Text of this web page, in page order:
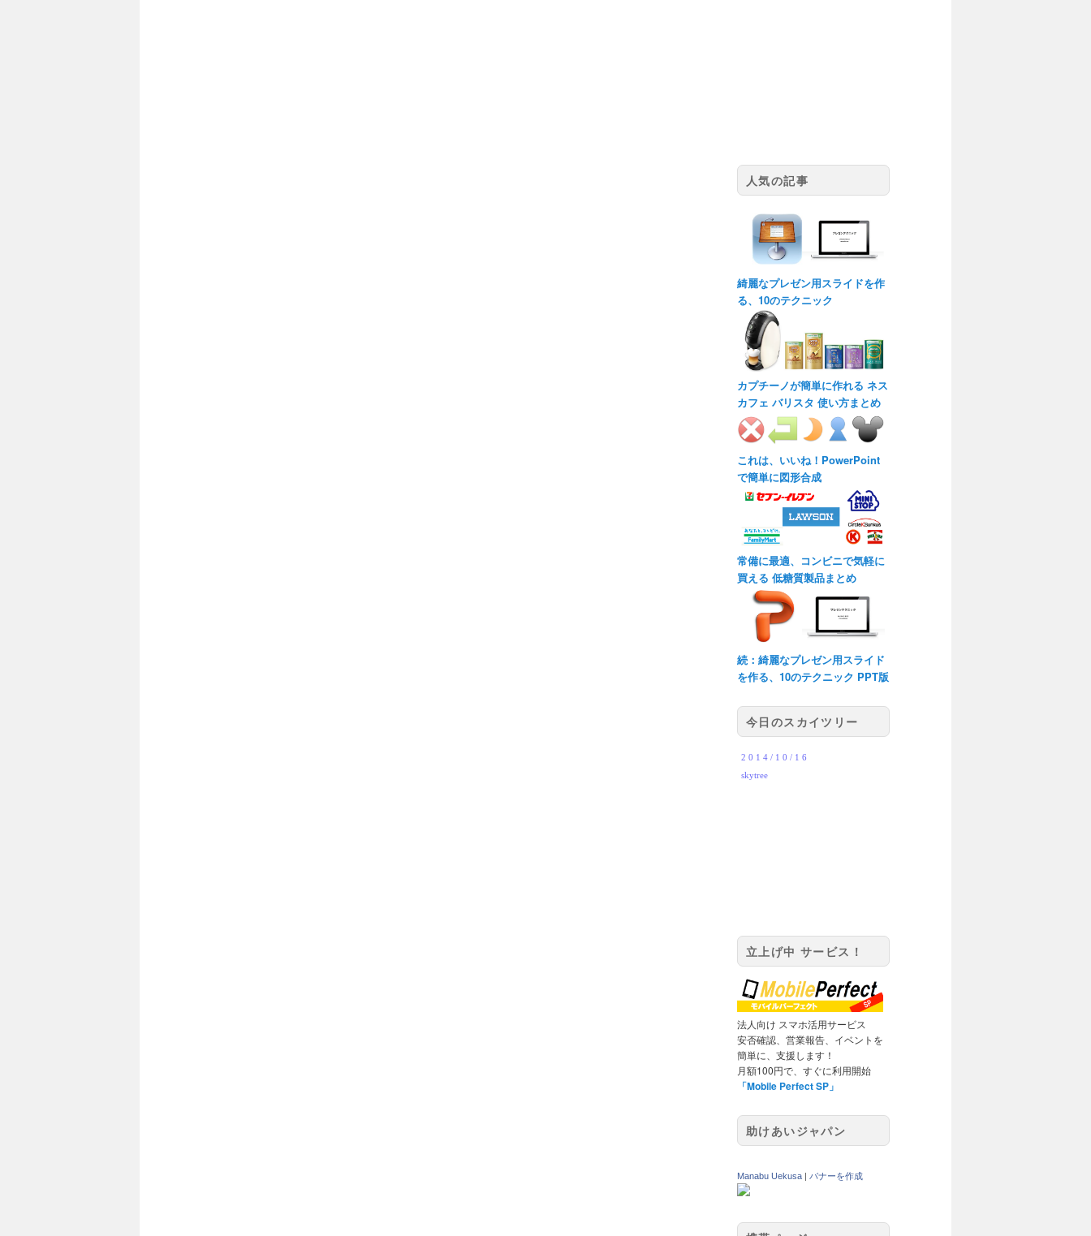
人気の記事
綺麗なプレゼン用スライドを作
る、10のテクニック
カプチーノが簡単に作れる ネス
カフェ バリスタ 使い方まとめ
これは、いいね！PowerPoint
で簡単に図形合成
常備に最適、コンビニで気軽に
買える 低糖質製品まとめ
続：綺麗なプレゼン用スライド
を作る、10のテクニック PPT版
今日のスカイツリー
立上げ中 サービス！
法人向け スマホ活用サービス
安否確認、営業報告、イベントを
簡単に、支援します！
月額100円で、すぐに利用開始
「Mobile Perfect SP」
助けあいジャパン
Manabu Uekusa バナーを作成